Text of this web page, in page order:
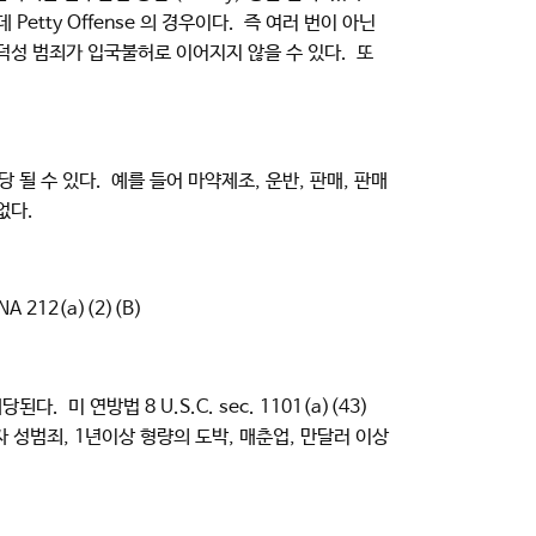
Petty Offense 의 경우이다. 즉 여러 번이 아닌
성 범죄가 입국불허로 이어지지 않을 수 있다. 또
수 있다. 예를 들어 마약제조, 운반, 판매, 판매
다.
INA 212(a)(2)(B)
당된다. 미 연방법 8 U.S.C. sec. 1101(a)(43)
범죄, 1년이상 형량의 도박, 매춘업, 만달러 이상